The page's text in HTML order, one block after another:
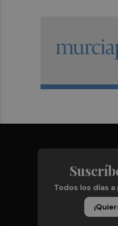
Todos los días